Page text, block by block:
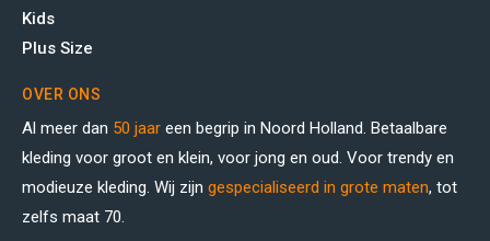
Kids
Plus Size
OVER ONS
Al meer dan 50 jaar een begrip in Noord Holland. Betaalbare
kleding voor groot en klein, voor jong en oud. Voor trendy en
modieuze kleding. Wij zijn gespecialiseerd in grote maten, tot
zelfs maat 70.